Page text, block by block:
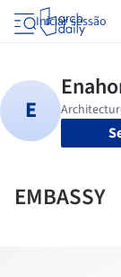
Iniciar sessão
EMBASSY